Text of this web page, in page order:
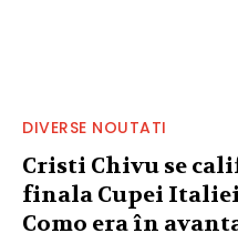
DIVERSE NOUTATI
Cristi Chivu se
finala Cupei
Como era în